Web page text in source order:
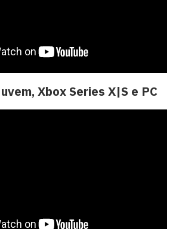
Xbox Series X|S e PC